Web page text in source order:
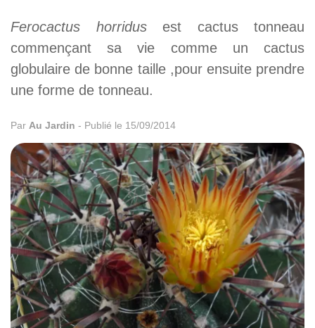
Ferocactus horridusest cactus tonneau
commençant sa vie comme un cactus
globulaire de bonne taille ,pour ensuite prendre
une forme de tonneau.
Par Au Jardin - Publié le 15/09/2014